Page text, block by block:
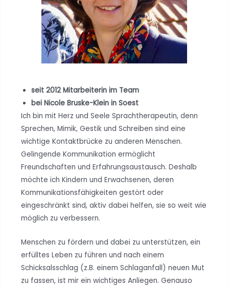
seit 2012 Mitarbeiterin im Team
bei Nicole Bruske-Klein in Soest
Ich bin mit Herz und Seele Sprachtherapeutin, denn
Sprechen, Mimik, Gestik und Schreiben sind eine
wichtige Kontaktbrücke zu anderen Menschen.
Gelingende Kommunikation ermöglicht
Freundschaften und Erfahrungsaustausch. Deshalb
möchte ich Kindern und Erwachsenen, deren
Kommunikationsfähigkeiten gestört oder
eingeschränkt sind, aktiv dabei helfen, sie so weit wie
möglich zu verbessern.
Menschen zu fördern und dabei zu unterstützen, ein
erfülltes Leben zu führen und nach einem
Schicksalsschlag (z.B. einem Schlaganfall) neuen Mut
zu fassen, ist mir ein wichtiges Anliegen. Genauso